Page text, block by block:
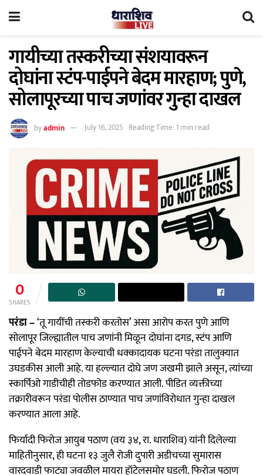
गायीच्या तस्करीच्या संशयावरून
दोघांना स्टंप-पाईपने बेदम मारहाण; पुणे,
सोलापूरच्या पाच जणांवर गुन्हा दाखल
byadmin July 16, 2025 Reading Time: 1 min read
0
SHARES
परंडा –‘तू गायींची तस्करी करतोस’ असा आरोप करत पुणे आणि
सोलापूर जिल्ह्यातील पाच जणांनी मिळून दोघांना दगड, स्टंप आणि
पाईपने बेदम मारहाण केल्याची धक्कादायक घटना परंडा तालुक्यात
उघडकीस आली आहे. या हल्ल्यात दोघे जण जखमी झाले असून, त्यांच्या
स्कार्पिओ गाडीचीही तोडफोड करण्यात आली. पीडित व्यक्तीच्या
तक्रारीवरून परंडा पोलीस ठाण्यात पाच जणांविरोधात गुन्हा दाखल
करण्यात आला आहे.
फिर्यादी फिरोज आयुब पठाण (वय ३४, रा. धाराशिव) यांनी दिलेल्या
माहितीनुसार, ही घटना १३ जुलै रोजी दुपारी अडीचच्या सुमारास
वारदवाडी फाट्या जवळील मायरा हॉटेलसमोर घडली. फिरोज पठाण